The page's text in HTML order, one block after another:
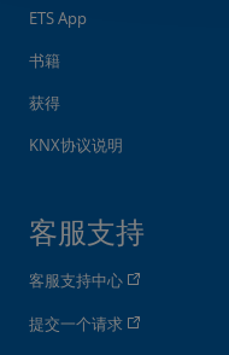
ETS App
书籍
获得
KNX协议说明
客服支持
客服支持中心
提交一个请求